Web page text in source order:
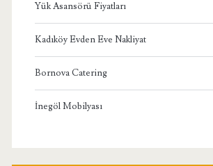
Yük Asansörü Fiyatları
Kadıköy Evden Eve Nakliyat
Bornova Catering
İnegöl Mobilyası